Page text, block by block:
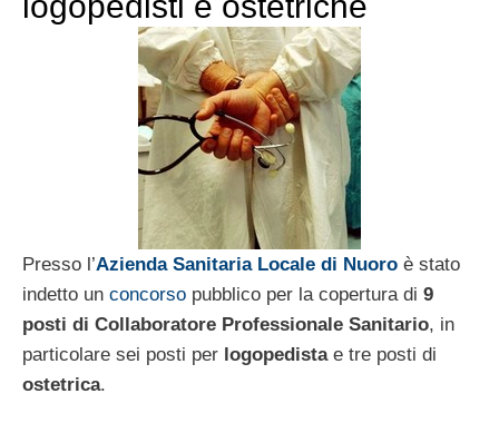
Presso l’Azienda Sanitaria Locale di Nuoro è stato
indetto un concorso pubblico per la copertura di 9
posti di Collaboratore Professionale Sanitario, in
particolare sei posti per logopedistae tre posti di
ostetrica.